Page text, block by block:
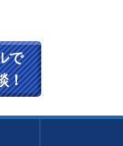
で
！